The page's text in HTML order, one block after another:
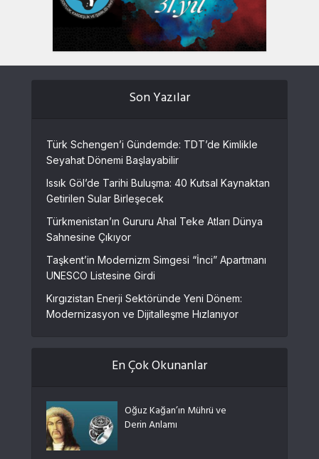
Son Yazılar
Türk Schengen’i Gündemde: TDT’de Kimlikle
Seyahat Dönemi Başlayabilir
Issık Göl’de Tarihi Buluşma: 40 Kutsal Kaynaktan
Getirilen Sular Birleşecek
Türkmenistan’ın Gururu Ahal Teke Atları Dünya
Sahnesine Çıkıyor
Taşkent’in Modernizm Simgesi “İnci” Apartmanı
UNESCO Listesine Girdi
Kırgızistan Enerji Sektöründe Yeni Dönem:
Modernizasyon ve Dijitalleşme Hızlanıyor
En Çok Okunanlar
Oğuz Kağan’ın Mührü ve
Derin Anlamı